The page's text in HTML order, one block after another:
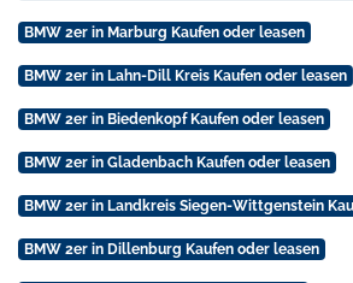
BMW 2er in Marburg Kaufen oder leasen
BMW 2er in Lahn-Dill Kreis Kaufen oder leasen
BMW 2er in Biedenkopf Kaufen oder leasen
BMW 2er in Gladenbach Kaufen oder leasen
BMW 2er in Landkreis Siegen-Wittgenstein
BMW 2er in Dillenburg Kaufen oder leasen